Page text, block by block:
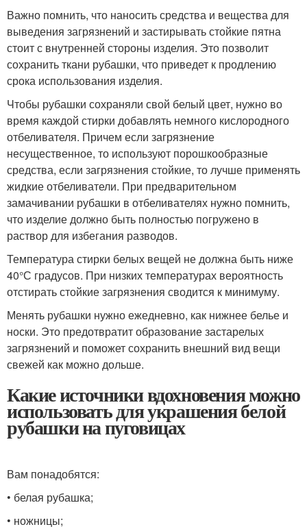
Важно помнить, что наносить средства и вещества для
выведения загрязнений и застирывать стойкие пятна
стоит с внутренней стороны изделия. Это позволит
сохранить ткани рубашки, что приведет к продлению
срока использования изделия.
Чтобы рубашки сохраняли свой белый цвет, нужно во
время каждой стирки добавлять немного кислородного
отбеливателя. Причем если загрязнение
несущественное, то используют порошкообразные
средства, если загрязнения стойкие, то лучше применять
жидкие отбеливатели. При предварительном
замачивании рубашки в отбеливателях нужно помнить,
что изделие должно быть полностью погружено в
раствор для избегания разводов.
Температура стирки белых вещей не должна быть ниже
40°С градусов. При низких температурах вероятность
отстирать стойкие загрязнения сводится к минимуму.
Менять рубашки нужно ежедневно, как нижнее белье и
носки. Это предотвратит образование застарелых
загрязнений и поможет сохранить внешний вид вещи
свежей как можно дольше.
Какие источники вдохновения можно
использовать для украшения белой
рубашки на пуговицах
Вам понадобятся:
• белая рубашка;
• ножницы;